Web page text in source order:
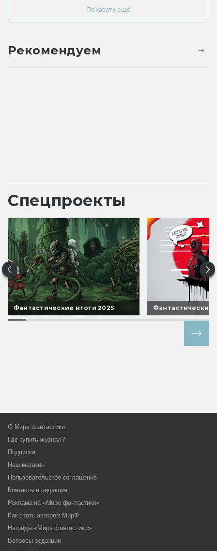
Показать ещё
Рекомендуем
Спецпроекты
Фантастические итоги 2025 Фантастические
О Мире фантастики
Где купить журнал?
Подписка
Наш магазин
Пользовательское соглашение
Контакты и редакция
Реклама на «Мире фантастики»
Как стать автором МирФ
Награды «Мира фантастики»
Вопросы редакции